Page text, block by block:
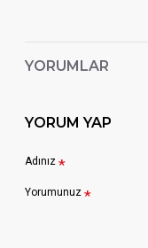
YORUMLAR
YORUM YAP
Adınız
Yorumunuz